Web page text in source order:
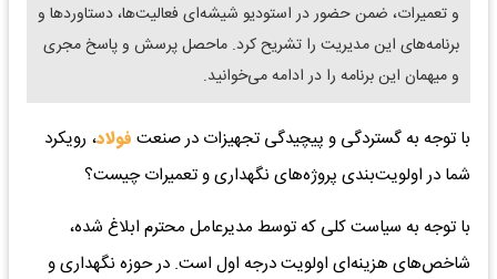
و تعمیرات، ضمن حضور در استودیو شیشه‌ای فعالیت‌ها، دستاوردها و
برنامه‌های این مدیریت را تشریح کرد. ماحصل پرسش و پاسخ مجری
و میهمان این برنامه را در ادامه می‌خوانید.
با توجه به گستردگی و پیچیدگی تجهیزات در صنعت فولاد، رویکرد
شما در اولویت‌بندی پروژه‌های نگهداری و تعمیرات چیست؟
با توجه به سیاست کلی که توسط مدیرعامل محترم ابلاغ شده،
شاخص‌های هزینه‌ای اولویت درجه اول است. در حوزه نگهداری و